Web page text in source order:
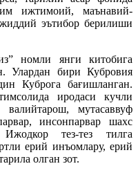
ижтимоий, маънавий-
эътибор берилиши
номли янги китобига
Улардан бири Кубровия
Куброга бағишланган.
иродаси кучли
мутасаввуф
инсонпарвар шахс
Ижодкор тез-тез тилга
ерий инъомлару, ерий
олган зот.